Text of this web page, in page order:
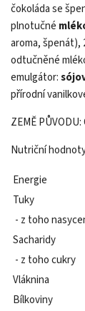
čokoláda se
plnotučné
aroma, špenát),
odtučněné
emulgátor:
přírodní
ZEMĚ PŮVODU:
Nutriční
Energie
Tuky
- z toho
Sacharidy
- z toho cukry
Vláknina
Bílkoviny